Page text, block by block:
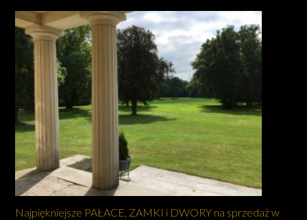
Najpiękniejsze PAŁACE, ZAMKI i DWORY na sprzedaż w